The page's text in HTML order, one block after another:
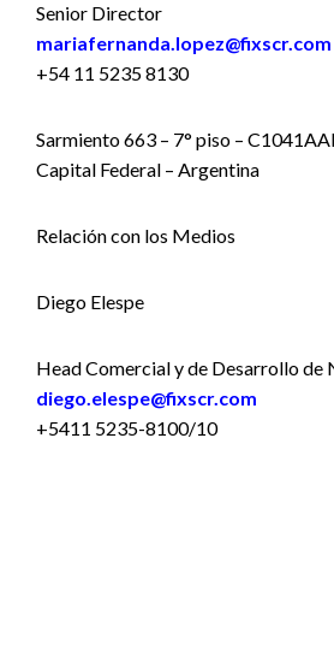
Senior Director
mariafernanda.lopez@fixscr.com
+54 11 5235 8130
Sarmiento 663 – 7° piso –
Capital Federal – Argentina
Relación con los Medios
Diego Elespe
Head Comercial y de Desarrollo de
diego.elespe@fixscr.com
+5411 5235-8100/10